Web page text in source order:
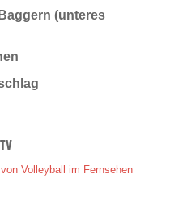
(unteres
Volleyball im Fernsehen